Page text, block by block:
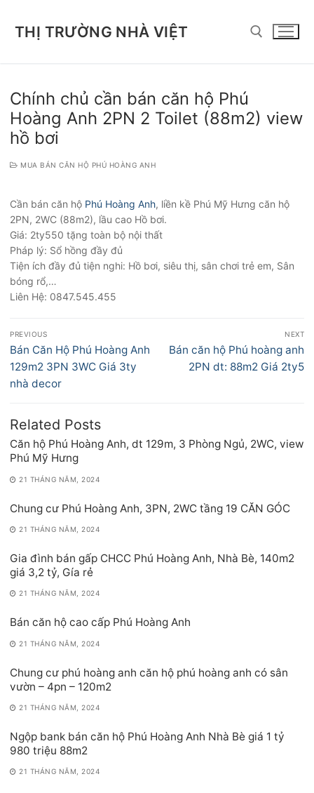
THỊ TRƯỜNG NHÀ VIỆT
Chính chủ cần bán căn hộ Phú
Hoàng Anh 2PN 2 Toilet (88m2) view
hồ bơi
MUA BÁN CĂN HỘ PHÚ HOÀNG ANH
Cần bán căn hộ Phú Hoàng Anh, liền kề Phú Mỹ Hưng căn hộ
2PN, 2WC (88m2), lầu cao Hồ bơi.
Giá: 2ty550 tặng toàn bộ nội thất
Pháp lý: Sổ hồng đầy đủ
Tiện ích đầy đủ tiện nghi: Hồ bơi, siêu thị, sân chơi trẻ em, Sân
bóng rổ,…
Liên Hệ: 0847.545.455
Điều
hướng
bài
viết
PREVIOUS
Previous
post:
Bán Căn Hộ Phú Hoàng Anh
129m2 3PN 3WC Giá 3ty
nhà decor
NEXT
Next
post:
Bán căn hộ Phú hoàng anh
2PN dt: 88m2 Giá 2ty5
Related Posts
Căn hộ Phú Hoàng Anh, dt 129m, 3 Phòng Ngủ, 2WC, view
Phú Mỹ Hưng
21 THÁNG NĂM, 2024
Chung cư Phú Hoàng Anh, 3PN, 2WC tầng 19 CĂN GÓC
21 THÁNG NĂM, 2024
Gia đình bán gấp CHCC Phú Hoàng Anh, Nhà Bè, 140m2
giá 3,2 tỷ, Gía rẻ
21 THÁNG NĂM, 2024
Bán căn hộ cao cấp Phú Hoàng Anh
21 THÁNG NĂM, 2024
Chung cư phú hoàng anh căn hộ phú hoàng anh có sân
vườn – 4pn – 120m2
21 THÁNG NĂM, 2024
Ngộp bank bán căn hộ Phú Hoàng Anh Nhà Bè giá 1 tỷ
980 triệu 88m2
21 THÁNG NĂM, 2024